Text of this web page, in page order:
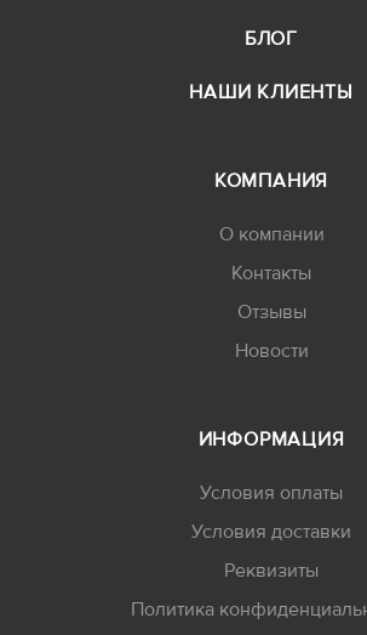
БЛОГ
НАШИ КЛИЕНТЫ
КОМПАНИЯ
О компании
Контакты
Отзывы
Новости
ИНФОРМАЦИЯ
Условия оплаты
Условия доставки
Реквизиты
Политика